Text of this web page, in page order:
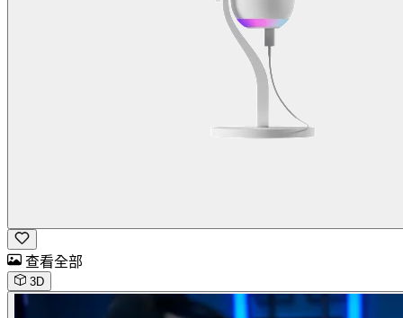
查看全部
3D